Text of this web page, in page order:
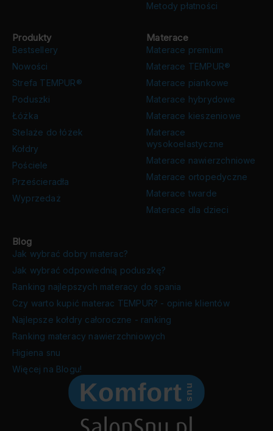
Metody płatności
Produkty
Bestsellery
Nowości
Strefa TEMPUR®
Poduszki
Łóżka
Stelaże do łóżek
Kołdry
Pościele
Prześcieradła
Wyprzedaż
Materace
Materace premium
Materace TEMPUR®
Materace piankowe
Materace hybrydowe
Materace kieszeniowe
Materace
wysokoelastyczne
Materace nawierzchniowe
Materace ortopedyczne
Materace twarde
Materace dla dzieci
Blog
Jak wybrać dobry materac?
Jak wybrać odpowiednią poduszkę?
Ranking najlepszych materacy do spania
Czy warto kupić materac TEMPUR? - opinie klientów
Najlepsze kołdry całoroczne - ranking
Ranking materacy nawierzchniowych
Higiena snu
Więcej na Blogu!